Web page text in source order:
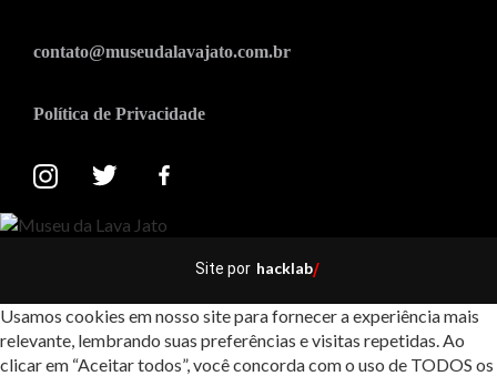
contato@museudalavajato.com.br
Política de Privacidade
Site por hacklab/
Usamos cookies em nosso site para fornecer a experiência mais
relevante, lembrando suas preferências e visitas repetidas. Ao
clicar em “Aceitar todos”, você concorda com o uso de TODOS os